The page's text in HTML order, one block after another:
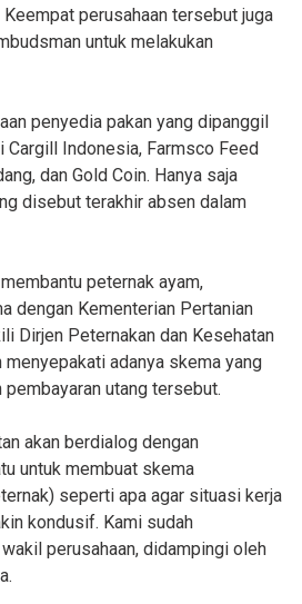
perusahaan tersebut juga
untuk melakukan
penyedia pakan yang dipanggil
Cargill Indonesia, Farmsco Feed
dan Gold Coin. Hanya saja
disebut terakhir absen dalam
peternak ayam,
dengan Kementerian Pertanian
Dirjen Peternakan dan Kesehatan
menyepakati adanya skema yang
pembayaran utang tersebut.
akan berdialog dengan
untuk membuat skema
seperti apa agar situasi kerja
kondusif. Kami sudah
perusahaan, didampingi oleh